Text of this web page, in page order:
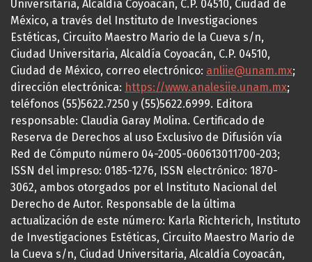
Universitaria, Alcaldía Coyoacán, C.P. 04510, Ciudad de
México, a través del Instituto de Investigaciones
Estéticas, Circuito Maestro Mario de la Cueva s/n,
Ciudad Universitaria, Alcaldía Coyoacán, C.P. 04510,
Ciudad de México, correo electrónico: anliie@unam.mx;
dirección electrónica: https://www.analesiie.unam.mx;
teléfonos (55)5622.7250 y (55)5622.6999. Editora
responsable: Claudia Garay Molina. Certificado de
Reserva de Derechos al uso Exclusivo de Difusión vía
Red de Cómputo número 04-2005-060613011700-203;
ISSN del impreso: 0185-1276, ISSN electrónico: 1870-
3062, ambos otorgados por el Instituto Nacional del
Derecho de Autor. Responsable de la última
actualización de este número: Karla Richterich, Instituto
de Investigaciones Estéticas, Circuito Maestro Mario de
la Cueva s/n, Ciudad Universitaria, Alcaldía Coyoacán,